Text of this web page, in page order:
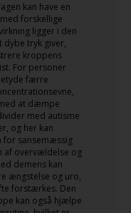
kan have en
forskellige
ligger i den
tryk giver,
kroppens
For personer
færre
at dæmpe
med autisme
og her kan
for sansemæssig
af overvældelse og
demens kan
ængstelse og uro,
forstærkes. Den
kan også hjælpe